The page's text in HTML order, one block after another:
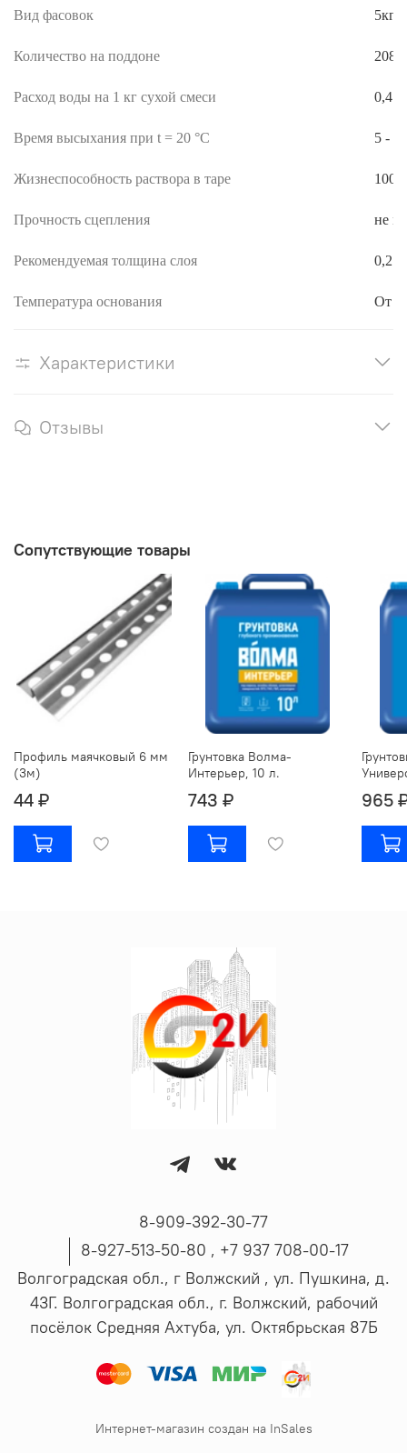
Вид фасовок 5кг
Количество на поддоне
Расход воды на 1 кг сухой смеси
Время высыхания при t = 20 °С 5 - 7
Жизнеспособность раствора в таре 100
Прочность сцепления не
Рекомендуемая толщина слоя 0,2 -
Температура основания От
Характеристики
Отзывы
Сопутствующие товары
Профиль маячковый 6 мм
(3м)
44 ₽
Грунтовка Волма-
Интерьер, 10 л.
743 ₽ 965
8-909-392-30-77
8-927-513-50-80 , ‪+7 937 708-00-17
Волгоградская обл., г Волжский , ул. Пушкина, д.
43Г. Волгоградская обл., г. Волжский, рабочий
посёлок Средняя Ахтуба, ул. Октябрьская 87Б
Интернет-магазин создан на InSales